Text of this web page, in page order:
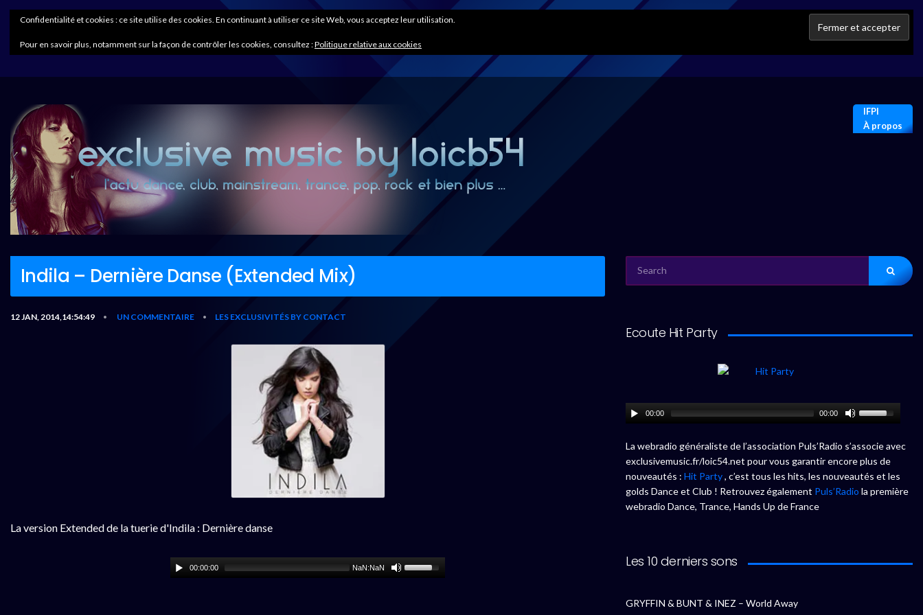
IFPI
À propos
Indila – Dernière Danse (Extended Mix)
12 JAN, 2014,14:54:49 • UN COMMENTAIRE • LES EXCLUSIVITÉS BY CONTACT
La version Extended de la tuerie d'Indila : Dernière danse
00:00:00 NaN:NaN
FOR:
Ecoute Hit Party
00:00 00:00
La webradio généraliste de l’association Puls’Radio s’associe avec
exclusivemusic.fr/loic54.net pour vous garantir encore plus de
nouveautés : Hit Party, c’est tous les hits, les nouveautés et les
golds Dance et Club ! Retrouvez également Puls’Radio la première
webradio Dance, Trance, Hands Up de France
Les 10 derniers sons
GRYFFIN & BUNT & INEZ – World Away
Confidentialité et cookies : ce site utilise des cookies. En continuant à utiliser ce site Web, vous acceptez leur utilisation.
Pour en savoir plus, notamment sur la façon de contrôler les cookies, consultez :Politique relative aux cookies